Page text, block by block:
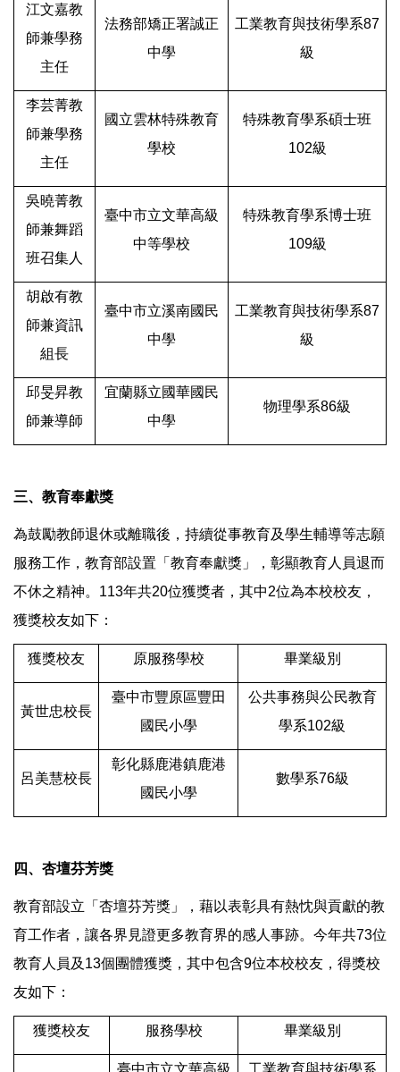
江文嘉教
師兼學務
主任
法務部矯正署誠正
中學
工業教育與技術學系87
級
李芸菁教
師兼學務
主任
國立雲林特殊教育
學校
特殊教育學系碩士班
102級
吳曉菁教
師兼舞蹈
班召集人
臺中市立文華高級
中等學校
特殊教育學系博士班
109級
胡啟有教
師兼資訊
組長
臺中市立溪南國民
中學
工業教育與技術學系87
級
邱旻昇教
師兼導師
宜蘭縣立國華國民
中學
物理學系86級
三、教育奉獻獎
為鼓勵教師退休或離職後，持續從事教育及學生輔導等志願
服務工作，教育部設置「教育奉獻獎」，彰顯教育人員退而
不休之精神。113年共20位獲獎者，其中2位為本校校友，
獲獎校友如下：
獲獎校友 原服務學校 畢業級別
黃世忠校長
臺中市豐原區豐田
國民小學
公共事務與公民教育
學系102級
呂美慧校長
彰化縣鹿港鎮鹿港
國民小學
數學系76級
四、杏壇芬芳獎
教育部設立「杏壇芬芳獎」，藉以表彰具有熱忱與貢獻的教
育工作者，讓各界見證更多教育界的感人事跡。今年共73位
教育人員及13個團體獲獎，其中包含9位本校校友，得獎校
友如下：
獲獎校友 服務學校 畢業級別
臺中市立文華高級 工業教育與技術學系